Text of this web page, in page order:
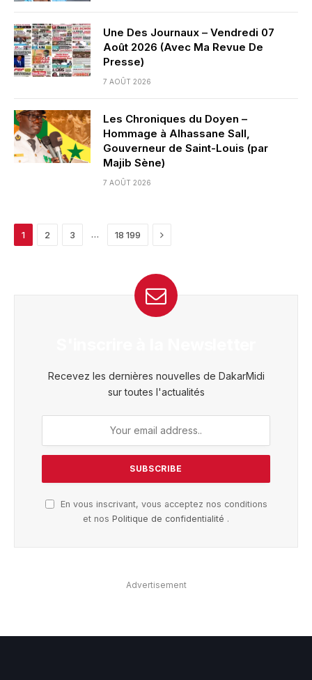
Une Des Journaux – Vendredi 07
Août 2026 (Avec Ma Revue De
Presse)
7 AOÛT 2026
Les Chroniques du Doyen –
Hommage à Alhassane Sall,
Gouverneur de Saint-Louis (par
Majib Sène)
7 AOÛT 2026
1 2 3 … 18 199 Next
Recevez les dernières nouvelles de DakarMidi
sur toutes l'actualités
En vous inscrivant, vous acceptez nos conditions
et nos Politique de confidentialité .
Advertisement